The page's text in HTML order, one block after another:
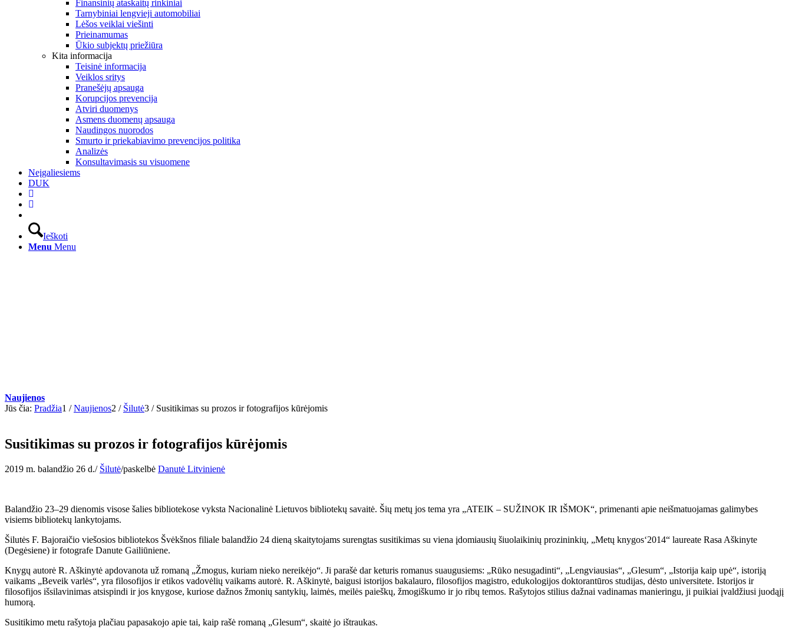
Finansinių ataskaitų rinkiniai
Tarnybiniai lengvieji automobiliai
Lėšos veiklai viešinti
Prieinamumas
Ūkio subjektų priežiūra
Kita informacija
Teisinė informacija
Veiklos sritys
Pranešėjų apsauga
Korupcijos prevencija
Atviri duomenys
Asmens duomenų apsauga
Naudingos nuorodos
Smurto ir priekabiavimo prevencijos politika
Analizės
Konsultavimasis su visuomene
Neįgaliesiems
DUK
Ieškoti
Menu Menu
Naujienos
Jūs čia: Pradžia1 / Naujienos2 / Šilutė3 / Susitikimas su prozos ir fotografijos kūrėjomis
Susitikimas su prozos ir fotografijos kūrėjomis
2019 m. balandžio 26 d./ Šilutė/paskelbė Danutė Litvinienė
Balandžio 23–29 dienomis visose šalies bibliotekose vyksta Nacionalinė Lietuvos bibliotekų savaitė. Šių metų jos tema yra „ATEIK – SUŽINOK IR IŠMOK“, primenanti apie neišmatuojamas galimybes
visiems bibliotekų lankytojams.
Šilutės F. Bajoraičio viešosios bibliotekos Švėkšnos filiale balandžio 24 dieną skaitytojams surengtas susitikimas su viena įdomiausių šiuolaikinių prozininkių, „Metų knygos‘2014“ laureate Rasa Aškinyte
(Degėsiene) ir fotografe Danute Gailiūniene.
Knygų autorė R. Aškinytė apdovanota už romaną „Žmogus, kuriam nieko nereikėjo“. Ji parašė dar keturis romanus suaugusiems: „Rūko nesugadinti“, „Lengviausias“, „Glesum“, „Istorija kaip upė“, istoriją
vaikams „Beveik varlės“, yra filosofijos ir etikos vadovėlių vaikams autorė. R. Aškinytė, baigusi istorijos bakalauro, filosofijos magistro, edukologijos doktorantūros studijas, dėsto universitete. Istorijos ir
filosofijos išsilavinimas atsispindi ir jos knygose, kuriose dažnos žmonių santykių, laimės, meilės paieškų, žmogiškumo ir jo ribų temos. Rašytojos stilius dažnai vadinamas manieringu, ji puikiai įvaldžiusi juodąjį
humorą.
Susitikimo metu rašytoja plačiau papasakojo apie tai, kaip rašė romaną „Glesum“, skaitė jo ištraukas.